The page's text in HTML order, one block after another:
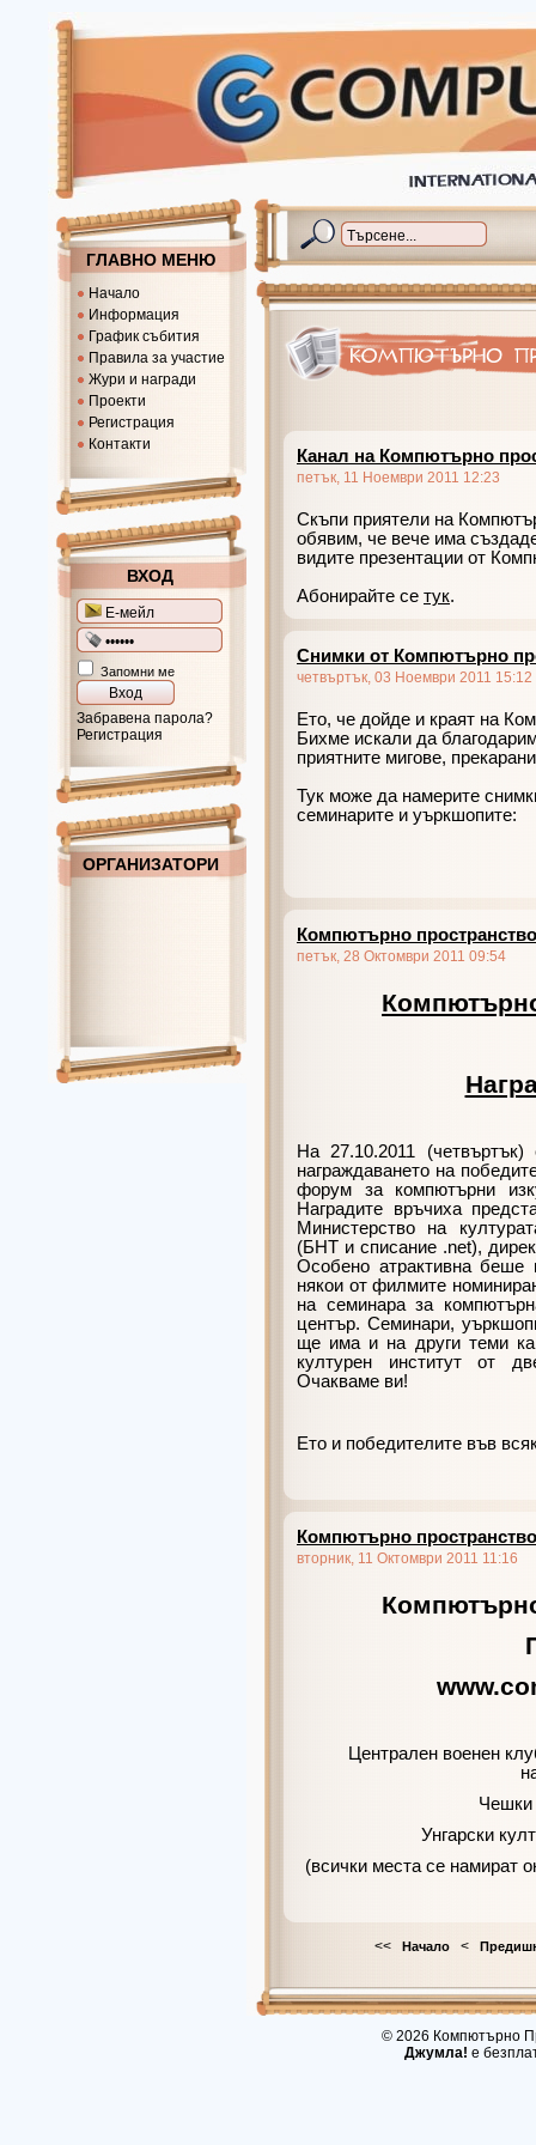
ГЛАВНО МЕНЮ
Начало
Информация
График събития
Правила за участие
Жури и награди
Проекти
Регистрация
Контакти
ВХОД
Запомни ме
Забравена парола?
Регистрация
ОРГАНИЗАТОРИ
Канал на Компютърно
петък, 11 Ноември 2011 12:23
Скъпи приятели на
обявим, че вече има
видите презентации от
Абонирайте се тук.
Снимки от Компютърно
четвъртък, 03 Ноември 2011 15:12
Ето, че дойде и краят на
Бихме искали да
приятните мигове,
Тук може да намерите
семинарите и уъркшопите:
Компютърно
петък, 28 Октомври 2011 09:54
На 27.10.2011
награждаването на
форум за компютърни
Наградите връчиха
Министерство на
(БНТ и списание .net),
Особено атрактивна беше
някои от филмите
на семинара за
център. Семинари,
ще има и на други теми
културен институт от
Очакваме ви!
Ето и победителите във
Компютърно
вторник, 11 Октомври 2011 11:16
Централен военен
Чешки
Унгарски
(всички места се намират
<< Начало <
© 2026 Компютърно
Джумла! е